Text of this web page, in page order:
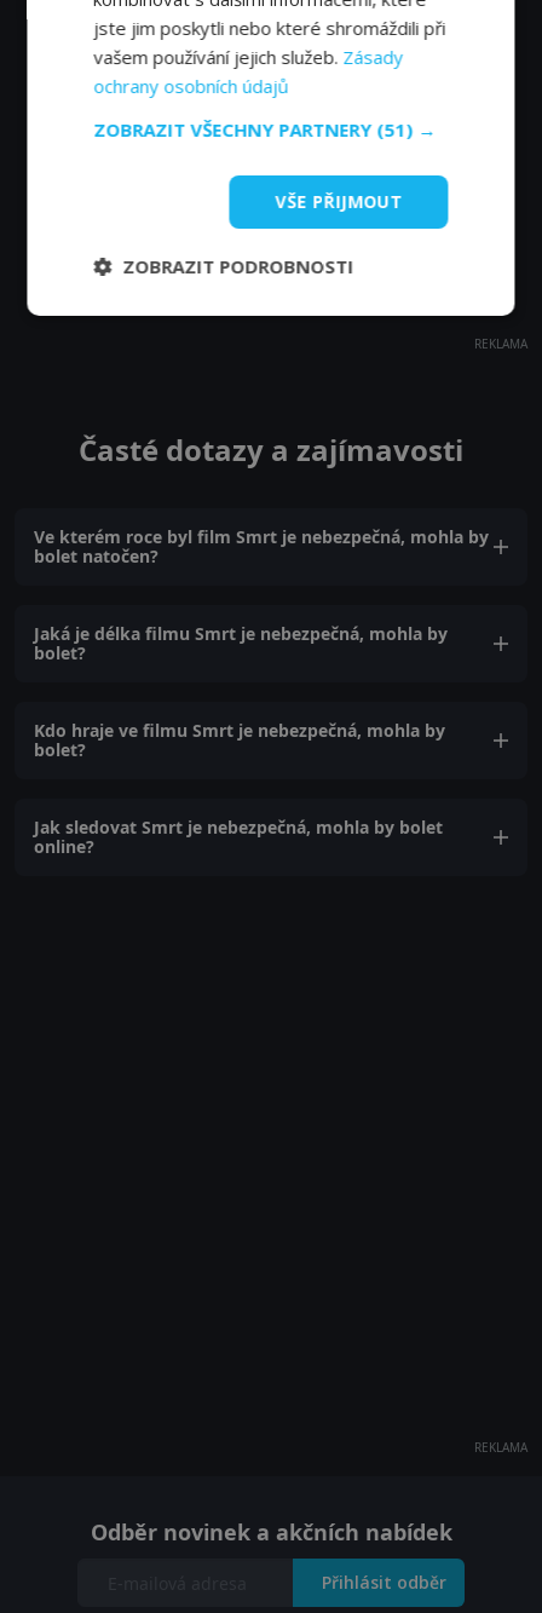
REKLAMA
Časté dotazy a zajímavosti
Ve kterém roce byl film Smrt je nebezpečná, mohla by
bolet natočen?
Jaká je délka filmu Smrt je nebezpečná, mohla by
bolet?
Kdo hraje ve filmu Smrt je nebezpečná, mohla by
bolet?
Jak sledovat Smrt je nebezpečná, mohla by bolet
online?
REKLAMA
Odběr novinek a akčních nabídek
Přihlásit odběr
jste jim poskytli nebo které shromáždili při
vašem používání jejich služeb. Zásady
ochrany osobních údajů
ZOBRAZIT VŠECHNY PARTNERY (51) →
VŠE PŘIJMOUT
ZOBRAZIT PODROBNOSTI